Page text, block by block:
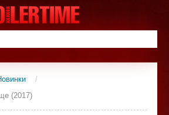
/
(2017)